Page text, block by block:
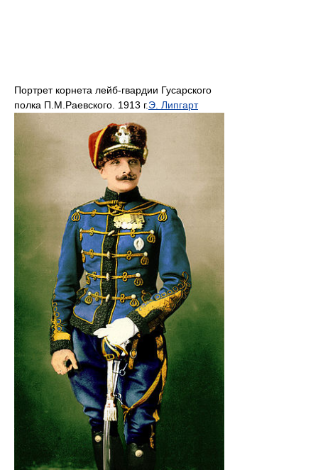
Портрет корнета лейб-гвардии Гусарского
полка П.М.Раевского. 1913 г.Э. Липгарт